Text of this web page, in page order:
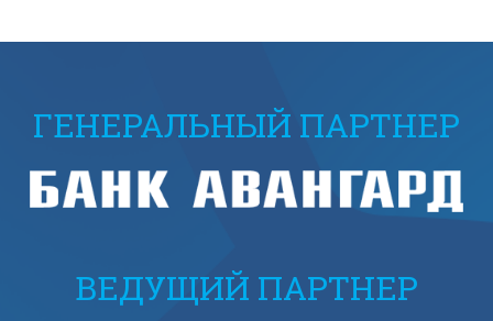
ГЕНЕРАЛЬНЫЙ ПАРТНЕР
ВЕДУЩИЙ ПАРТНЕР